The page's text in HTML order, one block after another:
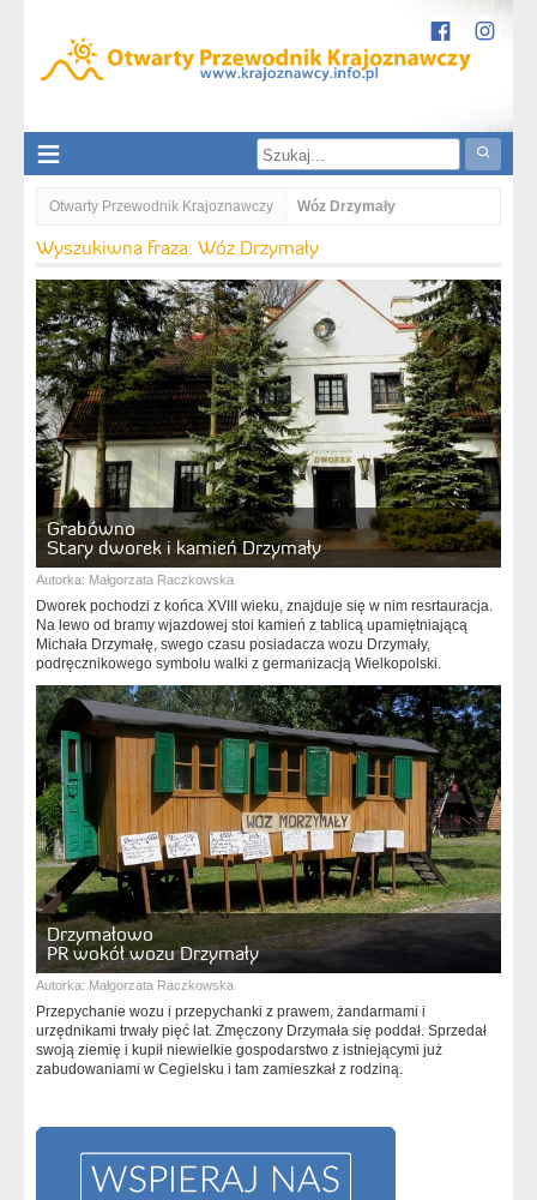
Otwarty Przewodnik Krajoznawczy Wóz Drzymały
Wyszukiwna fraza: Wóz Drzymały
Grabówno
Stary dworek i kamień Drzymały
Autorka: Małgorzata Raczkowska
Dworek pochodzi z końca XVIII wieku, znajduje się w nim resrtauracja.
Na lewo od bramy wjazdowej stoi kamień z tablicą upamiętniającą
Michała Drzymałę, swego czasu posiadacza wozu Drzymały,
podręcznikowego symbolu walki z germanizacją Wielkopolski.
Drzymałowo
PR wokół wozu Drzymały
Autorka: Małgorzata Raczkowska
Przepychanie wozu i przepychanki z prawem, żandarmami i
urzędnikami trwały pięć lat. Zmęczony Drzymała się poddał. Sprzedał
swoją ziemię i kupił niewielkie gospodarstwo z istniejącymi już
zabudowaniami w Cegielsku i tam zamieszkał z rodziną.